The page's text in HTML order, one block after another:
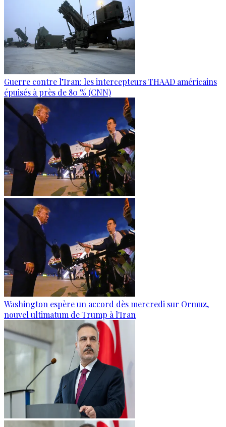
Guerre contre l’Iran: les intercepteurs THAAD américains
épuisés à près de 80 % (CNN)
Washington espère un accord dès mercredi sur Ormuz,
nouvel ultimatum de Trump à l'Iran